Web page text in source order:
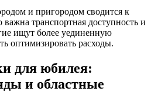
и пригородом сводится к
важна транспортная доступность и
ищут более уединенную
оптимизировать расходы.
для юбилея:
и областные